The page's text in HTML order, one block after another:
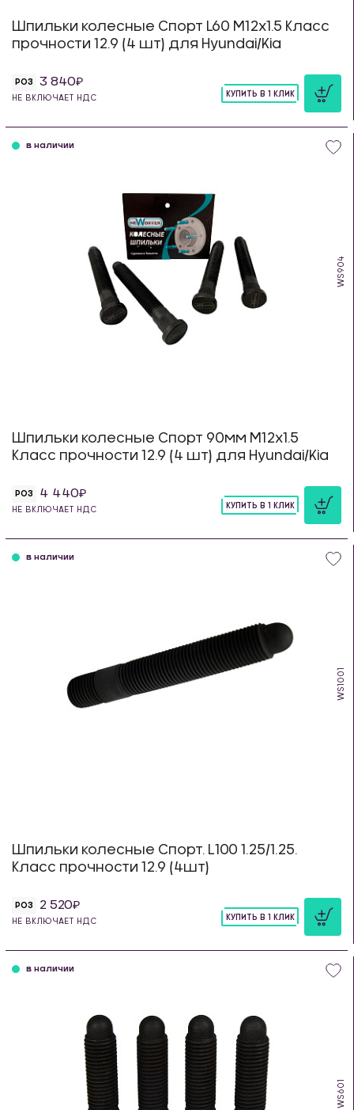
Шпильки колесные Спорт L60 М12х1.5 Класс
прочности 12.9 (4 шт) для Hyundai/Kia
РОЗ 3 840
НЕ ВКЛЮЧАЕТ НДС
КУПИТЬ В 1 КЛИК
WS904
в наличии
Шпильки колесные Спорт 90мм М12х1.5
Класс прочности 12.9 (4 шт) для Hyundai/Kia
РОЗ 4 440
НЕ ВКЛЮЧАЕТ НДС
КУПИТЬ В 1 КЛИК
WS1001
в наличии
Шпильки колесные Спорт. L100 1.25/1.25.
Класс прочности 12.9 (4шт)
РОЗ 2 520
НЕ ВКЛЮЧАЕТ НДС
КУПИТЬ В 1 КЛИК
WS601
в наличии